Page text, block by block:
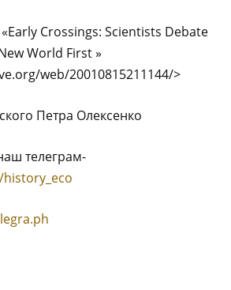
Crossings: Scientists Debate
World First »
web/20010815211144/>
Петра Олексенко
телеграм-